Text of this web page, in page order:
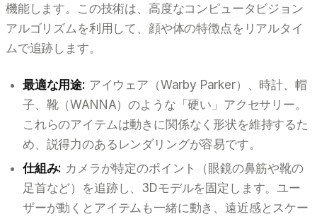
機能します。この技術は、高度なコンピュータビジョン
アルゴリズムを利用して、顔や体の特徴点をリアルタイ
ムで追跡します。
最適な用途: アイウェア（Warby Parker）、時計、帽
子、靴（WANNA）のような「硬い」アクセサリー。
これらのアイテムは動きに関係なく形状を維持するた
め、説得力のあるレンダリングが容易です。
仕組み: カメラが特定のポイント（眼鏡の鼻筋や靴の
足首など）を追跡し、3Dモデルを固定します。ユー
ザーが動くとアイテムも一緒に動き、遠近感とスケー